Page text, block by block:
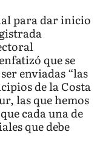
para dar inicio
que se
enviadas “las
de la Costa
las que hemos
cada una de
que debe